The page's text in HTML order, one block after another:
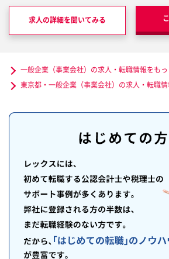
求人の詳細を聞いてみる
一般企業（事業会社）の求人・転職情報をも
東京都・一般企業（事業会社）の求人・転職